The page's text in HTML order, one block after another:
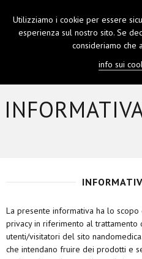
La presente informativa ha lo
privacy in riferimento al
utenti/visitatori del sito
che intendano fruire dei prodotti e
Utilizziamo i cookie per essere
esperienza sul nostro sito. Se
consideriamo che
info sui